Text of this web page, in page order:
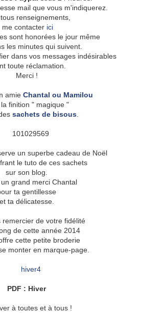
mail que vous m'indiquerez.
renseignements,
me contacter ici
sont honorées le jour même
les minutes qui suivent.
dans vos messages indésirables
toute réclamation.
Merci !
amie Chantal ou Mamilou
finition " magique "
sachets de bisous.
un superbe cadeau de Noël
le tuto de ces sachets
sur son blog.
grand merci Chantal
ta gentillesse
et ta délicatesse.
remercier de votre fidélité
de cette année 2014
cette petite broderie
monter en marque-page.
PDF : Hiver
à toutes et à tous !